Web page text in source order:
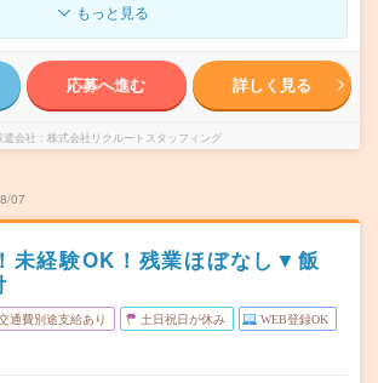
もっと見る
応募へ進む 詳しく見る
遣会社 株式会社リクルートスタッフィング
07
未経験OK！残業ほぼなし▼飯
通費別途支給あり 土日祝日が休み WEB登録OK